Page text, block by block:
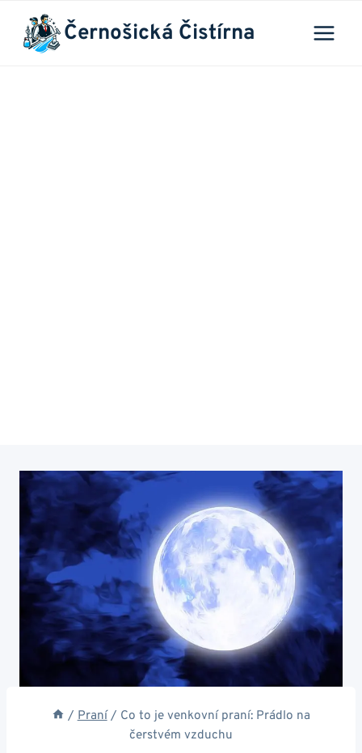
Přeskočit
obsah
Černošická Čistírna
/ Praní / Co to je venkovní praní: Prádlo na
čerstvém vzduchu